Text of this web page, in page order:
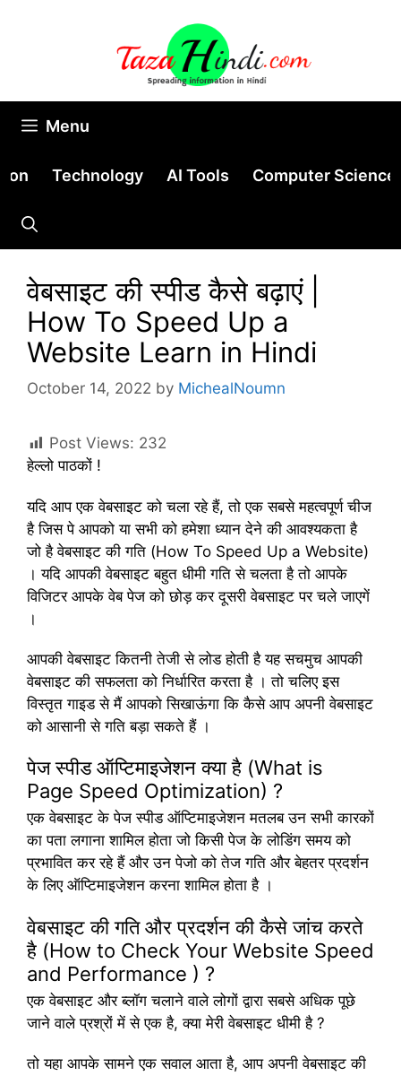
Menu
Technology AI Tools Computer Science
वेबसाइट की स्पीड कैसे बढ़ाएं |
How To Speed Up a
Website Learn in Hindi
October 14, 2022 by MichealNoumn
Post Views: 232
हेल्लो पाठकों !
यदि आप एक वेबसाइट को चला रहे हैं, तो एक सबसे महत्वपूर्ण चीज
है जिस पे आपको या सभी को हमेशा ध्यान देने की आवश्यकता है
जो है वेबसाइट की गति (How To Speed Up a Website)
। यदि आपकी वेबसाइट बहुत धीमी गति से चलता है तो आपके
विजिटर आपके वेब पेज को छोड़ कर दूसरी वेबसाइट पर चले जाएगें
।
आपकी वेबसाइट कितनी तेजी से लोड होती है यह सचमुच आपकी
वेबसाइट की सफलता को निर्धारित करता है । तो चलिए इस
विस्तृत गाइड से मैं आपको सिखाऊंगा कि कैसे आप अपनी वेबसाइट
को आसानी से गति बड़ा सकते हैं ।
पेज स्पीड ऑप्टिमाइजेशन क्या है (What is
Page Speed Optimization) ?
एक वेबसाइट के पेज स्पीड ऑप्टिमाइजेशन मतलब उन सभी कारकों
का पता लगाना शामिल होता जो किसी पेज के लोडिंग समय को
प्रभावित कर रहे हैं और उन पेजो को तेज गति और बेहतर प्रदर्शन
के लिए ऑप्टिमाइजेशन करना शामिल होता है ।
वेबसाइट की गति और प्रदर्शन की कैसे जांच करते
है (How to Check Your Website Speed
and Performance ) ?
एक वेबसाइट और ब्लॉग चलाने वाले लोगों द्वारा सबसे अधिक पूछे
जाने वाले प्रश्रों में से एक है, क्या मेरी वेबसाइट धीमी है ?
तो यहा आपके सामने एक सवाल आता है, आप अपनी वेबसाइट की